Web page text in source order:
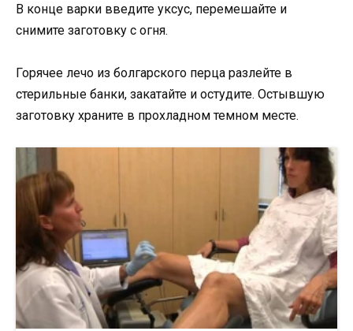
В конце варки введите уксус, перемешайте и
снимите заготовку с огня.
Горячее лечо из болгарского перца разлейте в
стерильные банки, закатайте и остудите. Остывшую
заготовку храните в прохладном темном месте.